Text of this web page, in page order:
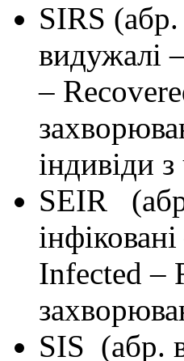
SIRS (абр.
видужалі
–
індивіди
SEIR
Infected –
SIS (абр.